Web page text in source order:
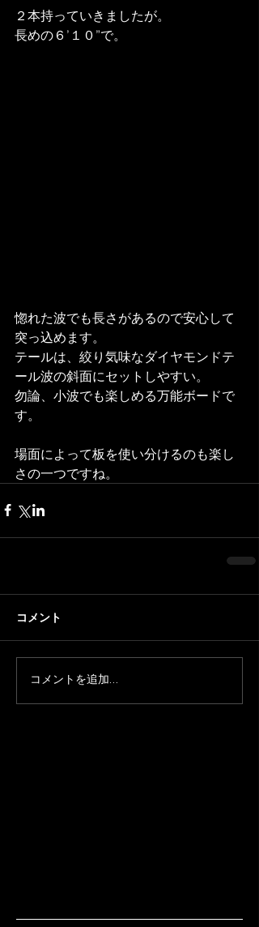
２本持っていきましたが。
長めの６’１０”で。
惚れた波でも長さがあるので安心して
突っ込めます。
テールは、絞り気味なダイヤモンドテ
ール波の斜面にセットしやすい。
勿論、小波でも楽しめる万能ボードで
す。
場面によって板を使い分けるのも楽し
さの一つですね。
コメント
コメントを追加…